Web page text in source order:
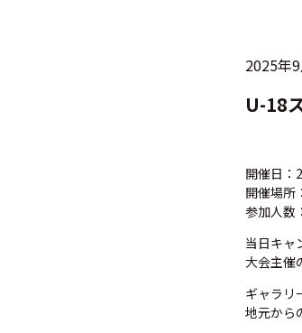
2025年
U-18
開催日：
開催場所
参加人数
当日キャ
大会主催
ギャラリ
地元から